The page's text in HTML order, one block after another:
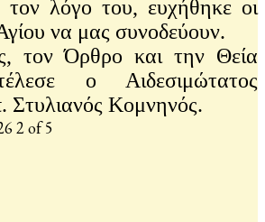
λόγο του, ευχήθηκε οι
να μας συνοδεύουν.
Όρθρο και την Θεία
ο Αιδεσιμώτατος
Στυλιανός Κομνηνός.